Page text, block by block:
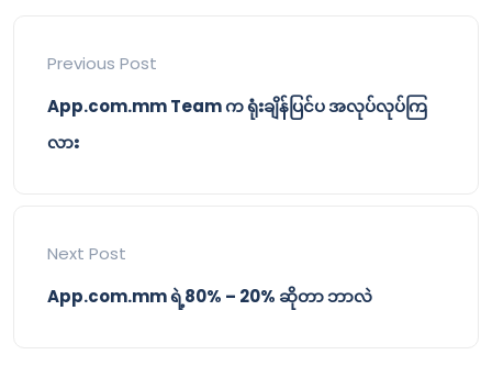
Previous Post
App.com.mm Team က ရုံးချိန်ပြင်ပ အလုပ်လုပ်ကြ
လား
Next Post
App.com.mm ရဲ့80% – 20% ဆိုတာ ဘာလဲ